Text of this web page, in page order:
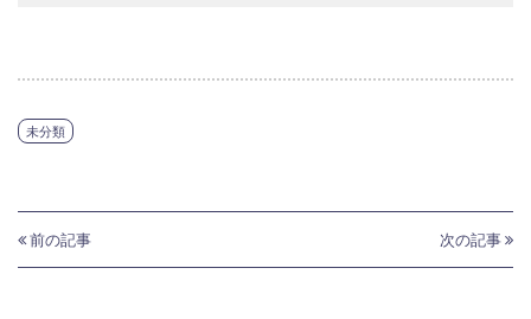
未分類
前の記事 次の記事